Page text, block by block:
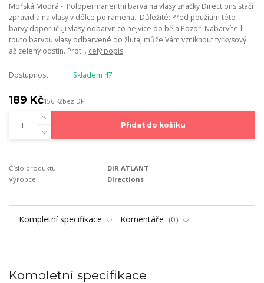
Mořská Modrá - Polopermanentní barva na vlasy značky Directions stačí
zpravidla na vlasy v délce po ramena. Důležité: Před použítím této
barvy doporučuji vlasy odbarvit co nejvíce do běla.Pozor: Nabarvíte-li
touto barvou vlasy odbarvené do žluta, může Vám vzniknout tyrkysový
až zelený odstín. Prot... celý popis
Dostupnost Skladem 47
189 Kč156 Kčbez DPH
Přidat do košíku
Číslo produktu:
DIR ATLANT
Výrobce:
Directions
Kompletní specifikace Komentáře 0
Kompletní specifikace